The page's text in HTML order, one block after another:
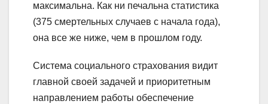
максимальна. Как ни печальна статистика
(375 смертельных случаев с начала года),
она все же ниже, чем в прошлом году.
Система социального страхования видит
главной своей задачей и приоритетным
направлением работы обеспечение